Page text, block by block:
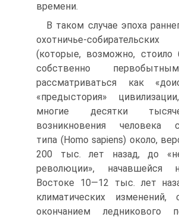
времени.
В таком случае эпоха
охотничье-
(которые, возможно, стоило
собственно
рассматриваться как
«предыстория»
многие десятки
возникновения человека
типа (Homo sapiens) около,
200 тыс. лет назад, до
революции», начавшейся
Востоке 10—12 тыс. лет
климатических изменений,
окончанием ле­дникового